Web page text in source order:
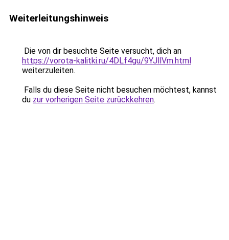
Weiterleitungshinweis
Die von dir besuchte Seite versucht, dich an
https://vorota-kalitki.ru/4DLf4gu/9YJllVm.html
weiterzuleiten.
Falls du diese Seite nicht besuchen möchtest, kannst
du zur vorherigen Seite zurückkehren.